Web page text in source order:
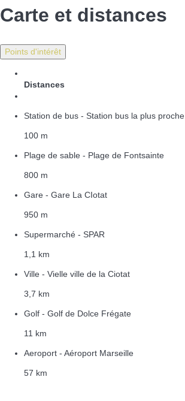
Carte et distances
Points d'intérêt
Distances
Station de bus - Station bus la plus proche
100 m
Plage de sable - Plage de Fontsainte
800 m
Gare - Gare La CIotat
950 m
Supermarché - SPAR
1,1 km
Ville - Vielle ville de la Ciotat
3,7 km
Golf - Golf de Dolce Frégate
11 km
Aeroport - Aéroport Marseille
57 km